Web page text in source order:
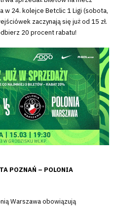
w 24. kolejce Betclic 1 Ligi (sobota,
zaczynają się już od 15 zł.
20 procent rabatu!
POZNAŃ – POLONIA
Warszawa obowiązują